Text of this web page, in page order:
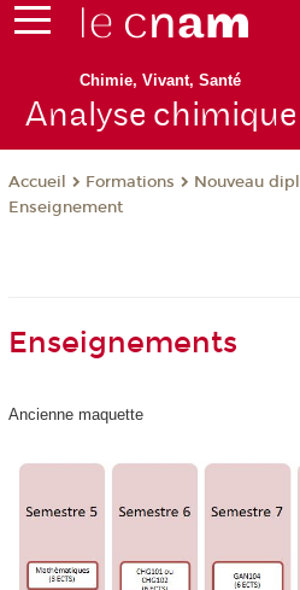
Chimie, Vivant, Santé
Analyse chimique
Accueil Formations
Nouveau
Enseignement
Enseignements
Ancienne maquette